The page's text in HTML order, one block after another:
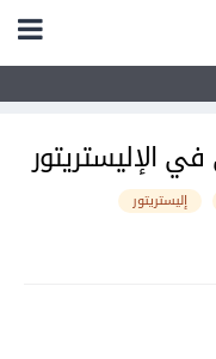
الإليستريتور
إليستريتور